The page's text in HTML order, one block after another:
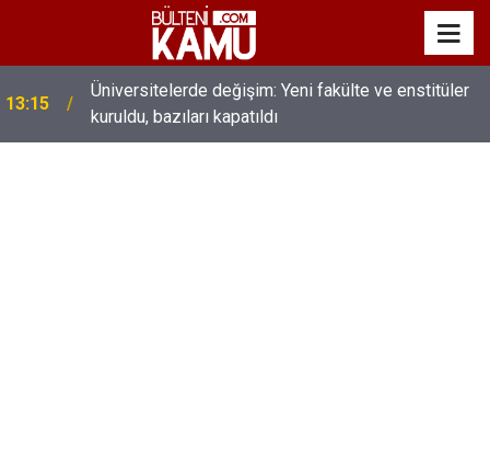
13:15
Üniversitelerde değişim: Yeni fakülte ve enstitüler
kuruldu, bazıları kapatıldı
13:00
MEB’de üst düzey değişim: Genel müdürler değişti,
yeni isimler atandı